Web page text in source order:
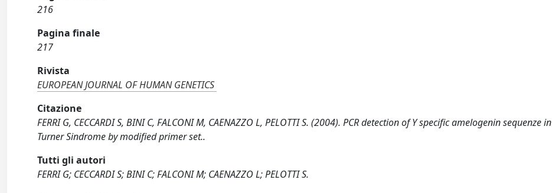
216
Pagina finale
217
Rivista
EUROPEAN JOURNAL OF HUMAN GENETICS
Citazione
FERRI G, CECCARDI S, BINI C, FALCONI M, CAENAZZO L, PELOTTI S. (2004). PCR detection of Y specific amelogenin sequenze in
Turner Sindrome by modified primer set..
Tutti gli autori
FERRI G; CECCARDI S; BINI C; FALCONI M; CAENAZZO L; PELOTTI S.